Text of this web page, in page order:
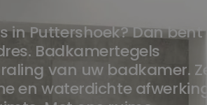
Puttershoek? Dan bent u
Badkamertegels
van uw badkamer. Ze
en waterdichte afwerking,